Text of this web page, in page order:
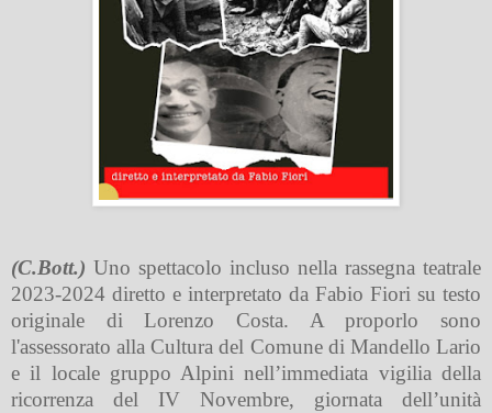
(C.Bott.) Uno spettacolo incluso nella rassegna teatrale
2023-2024 diretto e interpretato da Fabio Fiori su testo
originale di Lorenzo Costa. A proporlo sono
l'assessorato alla Cultura del Comune di Mandello Lario
e il locale gruppo Alpini nell’immediata vigilia della
ricorrenza del IV Novembre, giornata dell’unità